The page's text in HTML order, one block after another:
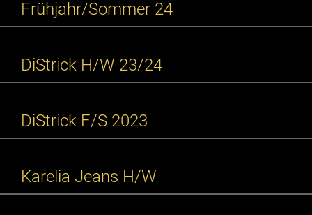
Frühjahr/Sommer 24
DiStrick H/W 23/24
DiStrick F/S 2023
Karelia Jeans H/W